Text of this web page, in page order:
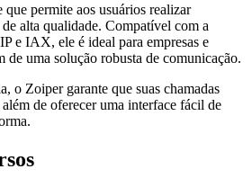
que permite aos usuários realizar
de alta qualidade. Compatível com a
e IAX, ele é ideal para empresas e
de uma solução robusta de comunicação.
o Zoiper garante que suas chamadas
de oferecer uma interface fácil de